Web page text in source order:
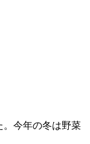
。今年の冬は野菜